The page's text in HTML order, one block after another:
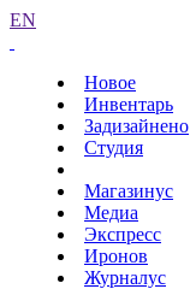
EN
Новое
Инвентарь
Задизайнено
Студия
Магазинус
Медиа
Экспресс
Иронов
Журналус